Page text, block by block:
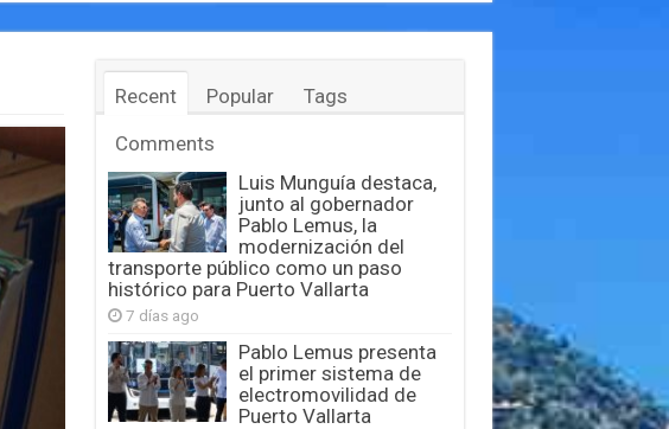
Recent Popular
Tags
Comments
Luis Munguía destaca,
junto al gobernador
Pablo Lemus, la
modernización del
transporte público como un paso
histórico para Puerto Vallarta
7 días ago
Pablo Lemus presenta
el primer sistema de
electromovilidad de
Puerto Vallarta